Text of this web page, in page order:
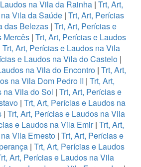
na Vila da Rainha | Trt, Art,
Vila da Saúde| Trt, Art, Perícias
das Belezas| Trt, Art, Perícias e
Mercês| Trt, Art, Perícias e Laudos
Trt, Art, Perícias e Laudos na Vila
e Laudos na Vila do Castelo |
na Vila do Encontro | Trt, Art,
na Vila Dom Pedro II | Trt, Art,
na Vila do Sol | Trt, Art, Perícias e
| Trt, Art, Perícias e Laudos na
| Trt, Art, Perícias e Laudos na Vila
e Laudos na Vila Emir| Trt, Art,
Vila Ernesto | Trt, Art, Perícias e
| Trt, Art, Perícias e Laudos
Art, Perícias e Laudos na Vila